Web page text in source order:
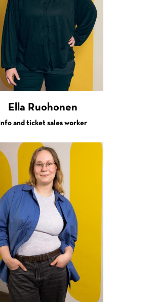
Ella Ruohonen
Info and ticket sales worker